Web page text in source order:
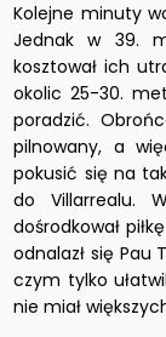
Kolejne minuty
Jednak w 39.
kosztował ich
okolic 25-30.
poradzić.
pilnowany, a
pokusić się na
do Villarrealu.
dośrodkował
odnalazł się Pau
czym tylko
nie miał